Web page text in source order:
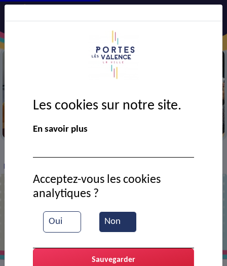
Inauguration de l'école A. France
Inauguration de l'école A. France
Les cookies sur notre site.
En savoir plus
Oui Non
Acceptez-vous les cookies
analytiques ?
Sauvegarder